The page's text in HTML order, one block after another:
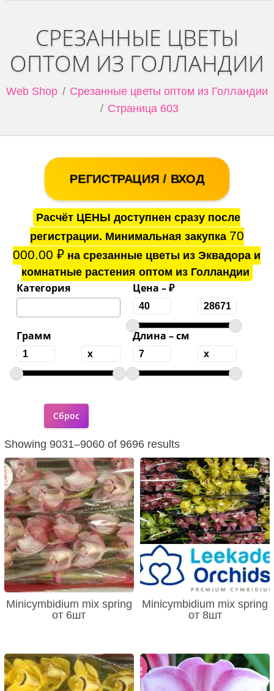
СРЕЗАННЫЕ ЦВЕТЫ
ОПТОМ ИЗ ГОЛЛАНДИИ
Web Shop
Срезанные цветы оптом из Голландии
Страница 603
РЕГИСТРАЦИЯ / ВХОД
Расчёт ЦЕНЫ доступнен сразу после
регистрации. Минимальная закупка 70
000.00₽ на срезанные цветы из Эквадора и
комнатные растения оптом из Голландии
Категория Цена – ₽
Грамм Длина – см
Showing 9031–9060 of 9696 results
Minicymbidium mix spring
от 6шт
Minicymbidium mix spring
от 8шт